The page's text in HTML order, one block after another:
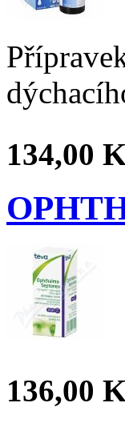
134,00
136,00